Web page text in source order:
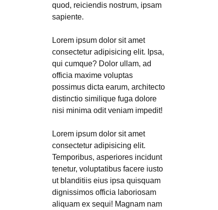
quod, reiciendis nostrum, ipsam
sapiente.
Lorem ipsum dolor sit amet
consectetur adipisicing elit. Ipsa,
qui cumque? Dolor ullam, ad
officia maxime voluptas
possimus dicta earum, architecto
distinctio similique fuga dolore
nisi minima odit veniam impedit!
Lorem ipsum dolor sit amet
consectetur adipisicing elit.
Temporibus, asperiores incidunt
tenetur, voluptatibus facere iusto
ut blanditiis eius ipsa quisquam
dignissimos officia laboriosam
aliquam ex sequi! Magnam nam